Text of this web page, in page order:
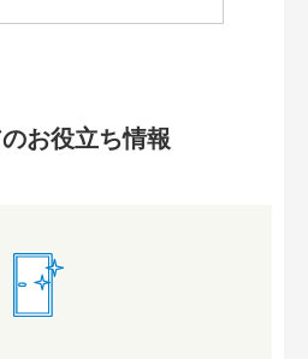
お役立ち情報